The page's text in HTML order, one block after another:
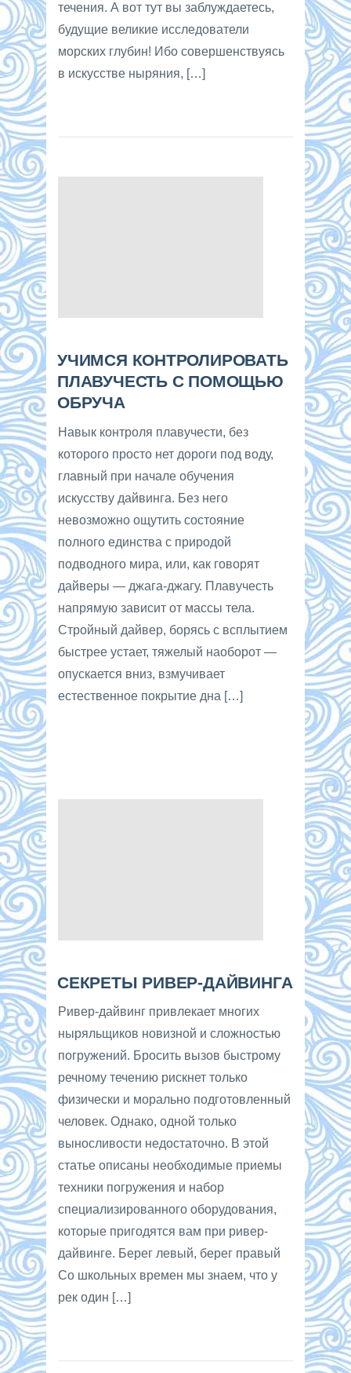
течения. А вот тут вы заблуждаетесь,
будущие великие исследователи
морских глубин! Ибо совершенствуясь
в искусстве ныряния, […]
УЧИМСЯ КОНТРОЛИРОВАТЬ
ПЛАВУЧЕСТЬ С ПОМОЩЬЮ
ОБРУЧА
Навык контроля плавучести, без
которого просто нет дороги под воду,
главный при начале обучения
искусству дайвинга. Без него
невозможно ощутить состояние
полного единства с природой
подводного мира, или, как говорят
дайверы — джага-джагу. Плавучесть
напрямую зависит от массы тела.
Стройный дайвер, борясь с всплытием
быстрее устает, тяжелый наоборот —
опускается вниз, взмучивает
естественное покрытие дна […]
СЕКРЕТЫ РИВЕР-ДАЙВИНГА
Ривер-дайвинг привлекает многих
ныряльщиков новизной и сложностью
погружений. Бросить вызов быстрому
речному течению рискнет только
физически и морально подготовленный
человек. Однако, одной только
выносливости недостаточно. В этой
статье описаны необходимые приемы
техники погружения и набор
специализированного оборудования,
которые пригодятся вам при ривер-
дайвинге. Берег левый, берег правый
Со школьных времен мы знаем, что у
рек один […]